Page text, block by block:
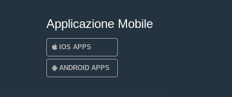
Applicazione Mobile
IOS APPS
ANDROID APPS